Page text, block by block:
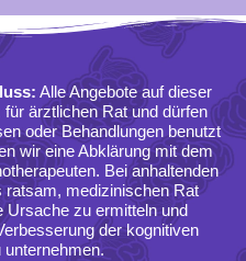
Alle Angebote auf dieser
ärztlichen Rat und dürfen
oder Behandlungen benutzt
wir eine Abklärung mit dem
Bei anhaltenden
medizinischen Rat
Ursache zu ermitteln und
der kognitiven